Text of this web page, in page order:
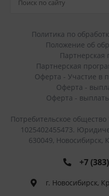
Политика по
Положение об
Партнерская
Партнерская
Оферта - Участие в
Оферта -
Оферта -
Потребительское
1025402455473.
630049, Новосибирск,
+7
г. Новосибирск,